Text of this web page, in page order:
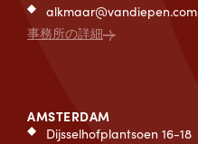
alkmaar@vandiepen.com
事務所の詳細
AMSTERDAM
Dijsselhofplantsoen 16-18